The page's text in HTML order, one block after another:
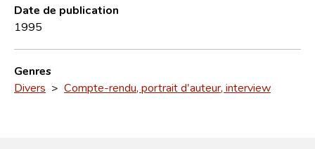
Date de publication
1995
Genres
Divers > Compte-rendu, portrait d'auteur, interview